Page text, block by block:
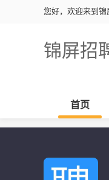
您好，欢迎来到锦
锦屏招
首页